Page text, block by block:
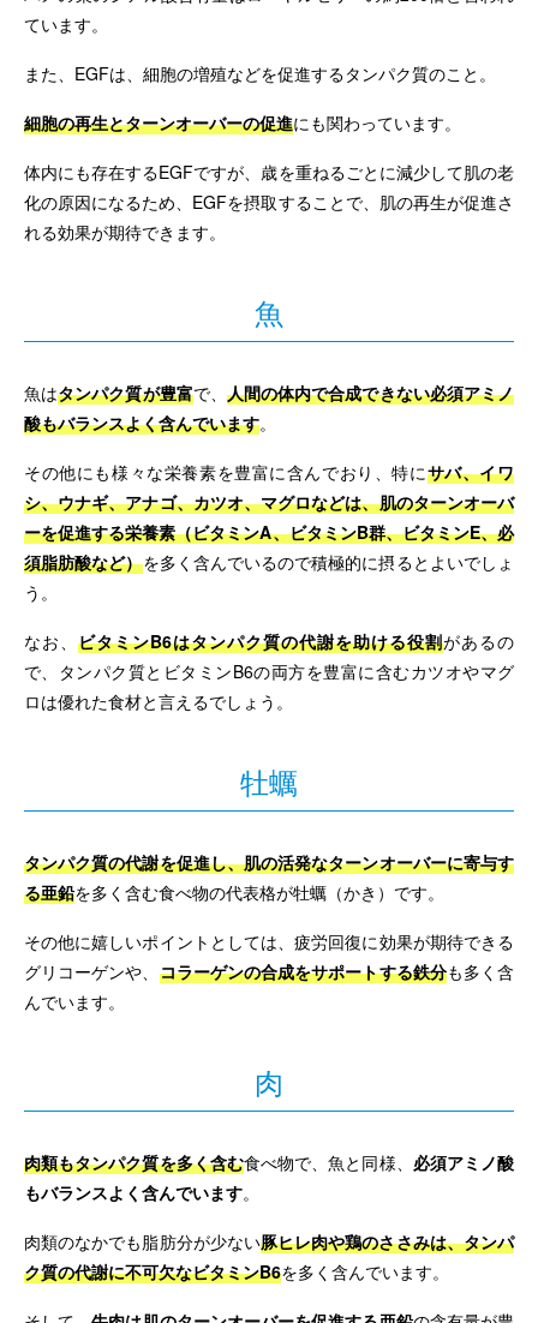
ています。
また、EGFは、細胞の増殖などを促進するタンパク質のこと。
細胞の再生とターンオーバーの促進にも関わっています。
体内にも存在するEGFですが、歳を重ねるごとに減少して肌の老
化の原因になるため、EGFを摂取することで、肌の再生が促進さ
れる効果が期待できます。
魚
魚はタンパク質が豊富で、 人間の体内で合成できない必須アミノ
酸もバランスよく含んでいます。
その他にも様々な栄養素を豊富に含んでおり、特にサバ、イワ
シ、ウナギ、アナゴ、カツオ、マグロなどは、肌のターンオーバ
ーを促進する栄養素（ビタミンA、ビタミンB群、ビタミンE、必
須脂肪酸など）を多く含んでいるので積極的に摂るとよいでしょ
う。
なお、 ビタミンB6はタンパク質の代謝を助ける役割があるの
で、タンパク質とビタミンB6の両方を豊富に含むカツオやマグ
ロは優れた食材と言えるでしょう。
牡蠣
タンパク質の代謝を促進し、肌の活発なターンオーバーに寄与す
る亜鉛を多く含む食べ物の代表格が牡蠣（かき）です。
その他に嬉しいポイントとしては、疲労回復に効果が期待できる
グリコーゲンや、 コラーゲンの合成をサポートする鉄分も多く含
んでいます。
肉
肉類もタンパク質を多く含む食べ物で、魚と同様、 必須アミノ酸
もバランスよく含んでいます。
肉類のなかでも脂肪分が少ない豚ヒレ肉や鶏のささみは、タンパ
ク質の代謝に不可欠なビタミンB6を多く含んでいます。